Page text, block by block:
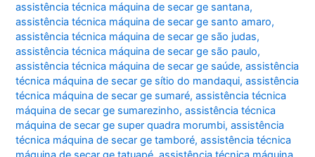
assistência técnica máquina de secar ge santana,
assistência técnica máquina de secar ge santo amaro,
assistência técnica máquina de secar ge são judas,
assistência técnica máquina de secar ge são paulo,
assistência técnica máquina de secar ge saúde,assistência
técnica máquina de secar ge sítio do mandaqui,assistência
técnica máquina de secar ge sumaré,assistência técnica
máquina de secar ge sumarezinho,assistência técnica
máquina de secar ge super quadra morumbi,assistência
técnica máquina de secar ge tamboré,assistência técnica